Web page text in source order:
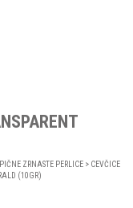
ZRNASTE PERLICE > CEVČICE
(10GR)